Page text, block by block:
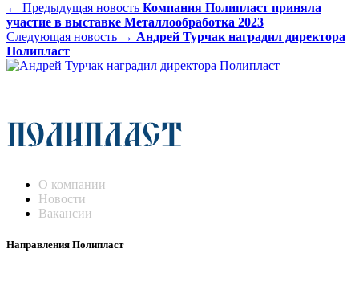
← Предыдущая новость Компания Полипласт приняла
участие в выставке Металлообработка 2023
Следующая новость → Андрей Турчак наградил директора
Полипласт
О компании
Новости
Вакансии
Направления Полипласт